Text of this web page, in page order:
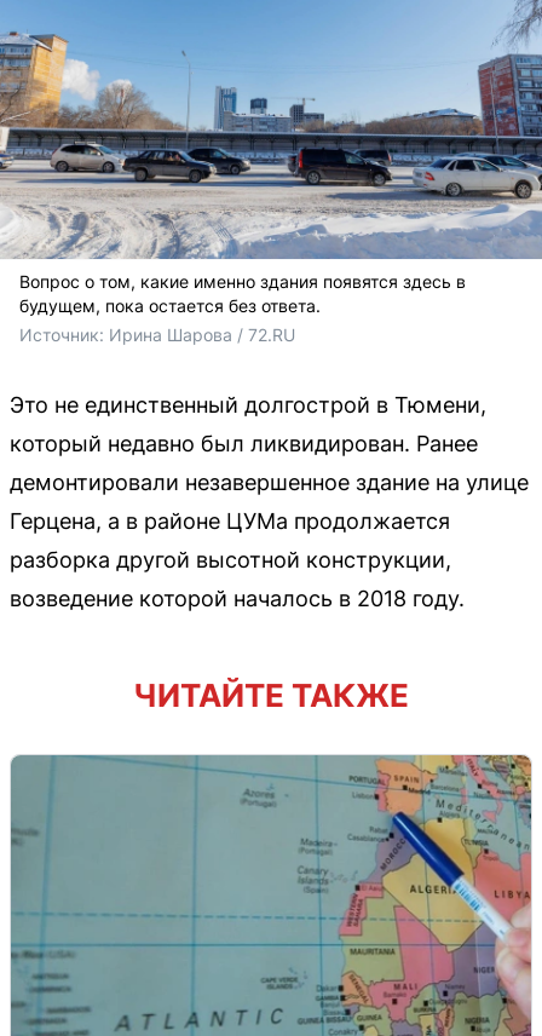
Вопрос о том, какие именно здания появятся здесь в
будущем, пока остается без ответа.
Источник: Ирина Шарова / 72.RU
Это не единственный долгострой в Тюмени,
который недавно был ликвидирован. Ранее
демонтировали незавершенное здание на улице
Герцена, а в районе ЦУМа продолжается
разборка другой высотной конструкции,
возведение которой началось в 2018 году.
ЧИТАЙТЕ ТАКЖЕ